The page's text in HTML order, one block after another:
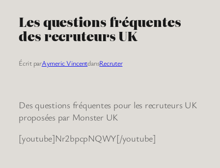
Les questions fréquentes
des recruteurs UK
Écrit parAymeric VincentdansRecruter
Des questions fréquentes pour les recruteurs UK
proposées par Monster UK
[youtube]Nr2bpcpNQWY[/youtube]